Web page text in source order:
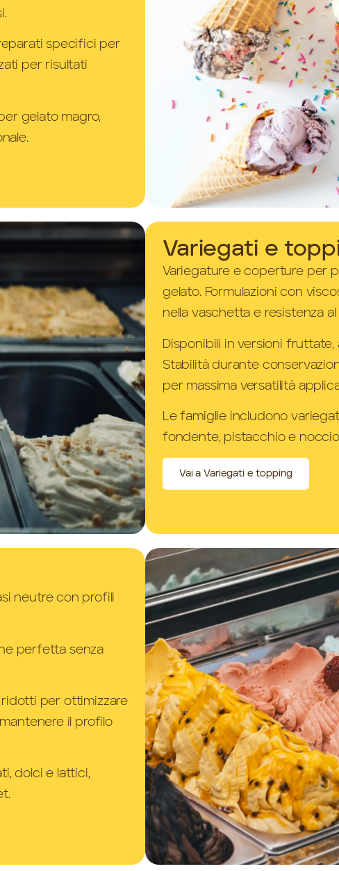
specifici per
per risultati
gelato magro,
Variegati e
Variegature e coperture per
gelato. Formulazioni con
nella vaschetta e resistenza
Disponibili in versioni
Stabilità durante
per massima versatilità
Le famiglie includono
fondente, pistacchio e
Vai a Variegati e topping
neutre con profili
perfetta senza
ridotti per ottimizzare
il profilo
dolci e lattici,